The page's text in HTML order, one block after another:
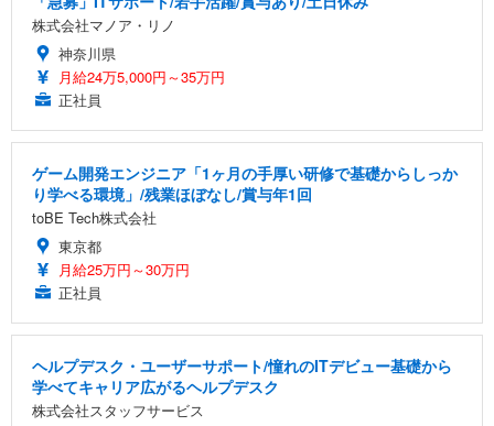
株式会社マノア・リノ
神奈川県
月給24万5,000円～35万円
正社員
ゲーム開発エンジニア「1ヶ月の手厚い研修で基礎からしっか
り学べる環境」/残業ほぼなし/賞与年1回
toBE Tech株式会社
東京都
月給25万円～30万円
正社員
ヘルプデスク・ユーザーサポート/憧れのITデビュー基礎から
学べてキャリア広がるヘルプデスク
株式会社スタッフサービス